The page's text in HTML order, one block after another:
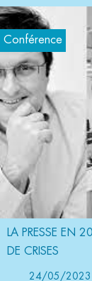
Conférence
LA PRESSE EN
DE CRISES
24/05/2023